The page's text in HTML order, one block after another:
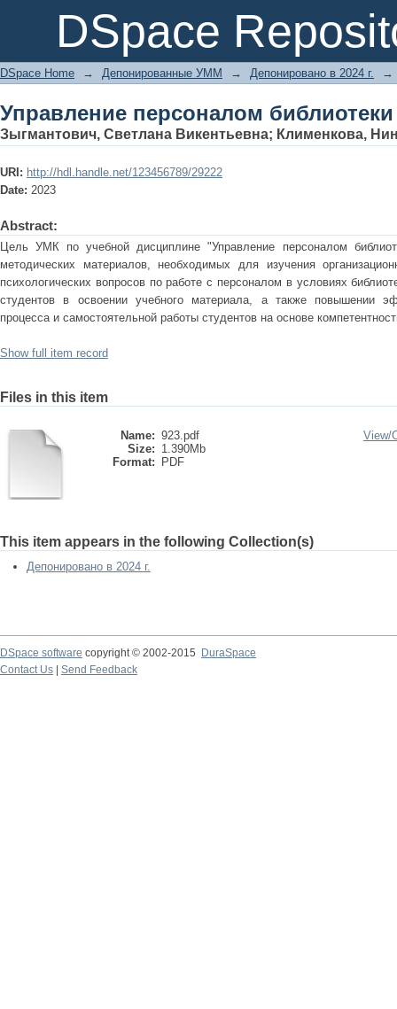
DSpace
Управление персоналом библиотеки
DSpace Home → Депонированные УММ → Депонировано в 2024 г. →
Управление персоналом библиотеки
Зыгмантович, Светлана Викентьевна; Клименкова,
URI: http://hdl.handle.net/123456789/29222
Date: 2023
Abstract:
Цель УМК по учебной дисциплине "Управление персоналом
методических материалов, необходимых для изучения
психологических вопросов по работе с персоналом в условиях
студентов в освоении учебного материала, а также повышении
процесса и самостоятельной работы студентов на основе
Show full item record
Files in this item
Name: 923.pdf
Size: 1.390Mb
Format:
PDF
View/
This item appears in the following Collection(s)
Депонировано в 2024 г.
DSpace software copyright © 2002-2015
DuraSpace
Contact Us
Send Feedback